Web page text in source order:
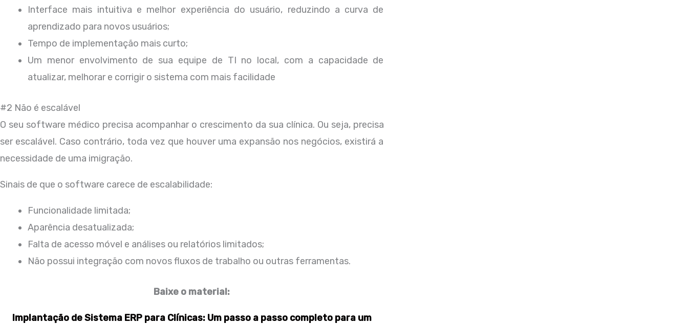
Interface mais intuitiva e melhor experiência do usuário, reduzindo a curva de
aprendizado para novos usuários;
Tempo de implementação mais curto;
Um menor envolvimento de sua equipe de TI no local, com a capacidade de
atualizar, melhorar e corrigir o sistema com mais facilidade
#2 Não é escalável
O seu software médico precisa acompanhar o crescimento da sua clínica. Ou seja, precisa
ser escalável. Caso contrário, toda vez que houver uma expansão nos negócios, existirá a
necessidade de uma imigração.
Sinais de que o software carece de escalabilidade:
Funcionalidade limitada;
Aparência desatualizada;
Falta de acesso móvel e análises ou relatórios limitados;
Não possui integração com novos fluxos de trabalho ou outras ferramentas.
Baixe o material:
Implantação de Sistema ERP para Clínicas: Um passo a passo completo para um